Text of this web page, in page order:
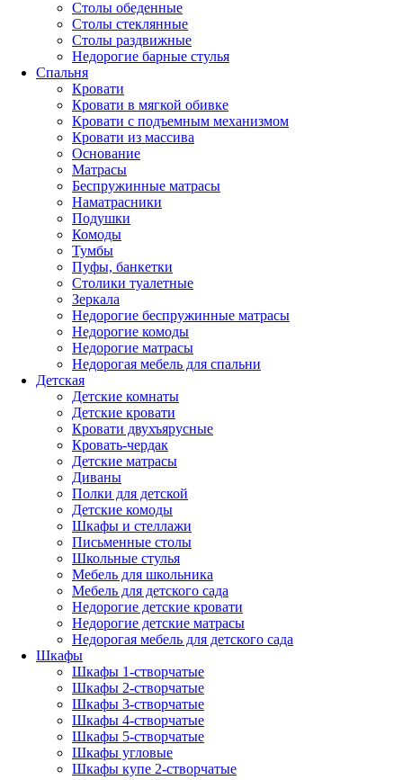
Столы обеденные
Столы стеклянные
Столы раздвижные
Недорогие барные стулья
Спальня
Кровати
Кровати в мягкой обивке
Кровати с подъемным механизмом
Кровати из массива
Основание
Матрасы
Беспружинные матрасы
Наматрасники
Подушки
Комоды
Тумбы
Пуфы, банкетки
Столики туалетные
Зеркала
Недорогие беспружинные матрасы
Недорогие комоды
Недорогие матрасы
Недорогая мебель для спальни
Детская
Детские комнаты
Детские кровати
Кровати двухъярусные
Кровать-чердак
Детские матрасы
Диваны
Полки для детской
Детские комоды
Шкафы и стеллажи
Письменные столы
Школьные стулья
Мебель для школьника
Мебель для детского сада
Недорогие детские кровати
Недорогие детские матрасы
Недорогая мебель для детского сада
Шкафы
Шкафы 1-створчатые
Шкафы 2-створчатые
Шкафы 3-створчатые
Шкафы 4-створчатые
Шкафы 5-створчатые
Шкафы угловые
Шкафы купе 2-створчатые